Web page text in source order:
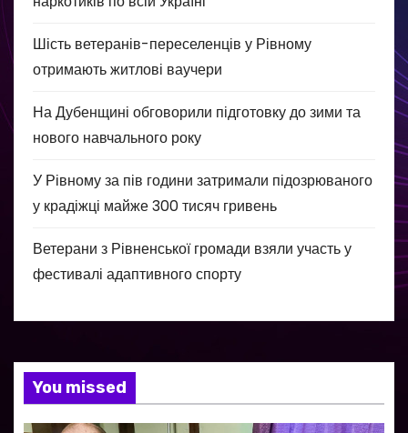
Шість ветеранів-переселенців у Рівному
отримають житлові ваучери
На Дубенщині обговорили підготовку до зими та
нового навчального року
У Рівному за пів години затримали підозрюваного
у крадіжці майже 300 тисяч гривень
Ветерани з Рівненської громади взяли участь у
фестивалі адаптивного спорту
You missed